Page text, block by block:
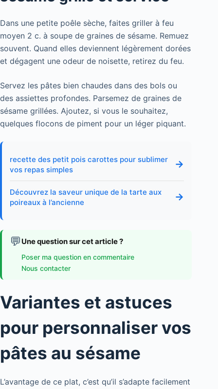
Dans une petite poêle sèche, faites griller à feu
moyen 2 c. à soupe de graines de sésame. Remuez
souvent. Quand elles deviennent légèrement dorées
et dégagent une odeur de noisette, retirez du feu.
Servez les pâtes bien chaudes dans des bols ou
des assiettes profondes. Parsemez de graines de
sésame grillées. Ajoutez, si vous le souhaitez,
quelques flocons de piment pour un léger piquant.
recette des petit pois carottes pour sublimer
vos repas simples
→
Découvrez la saveur unique de la tarte aux
poireaux à l’ancienne
→
💬 Une question sur cet article ?
Poser ma question en commentaire
Nous contacter
Variantes et astuces
pour personnaliser vos
pâtes au sésame
L’avantage de ce plat, c’est qu’il s’adapte facilement